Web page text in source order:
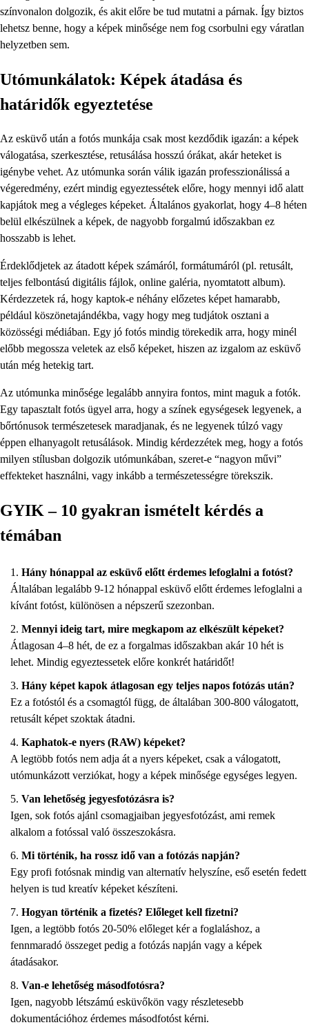
színvonalon dolgozik, és akit előre be tud mutatni a párnak. Így biztos
lehetsz benne, hogy a képek minősége nem fog csorbulni egy váratlan
helyzetben sem.
Utómunkálatok: Képek átadása és
határidők egyeztetése
Az esküvő után a fotós munkája csak most kezdődik igazán: a képek
válogatása, szerkesztése, retusálása hosszú órákat, akár heteket is
igénybe vehet. Az utómunka során válik igazán professzionálissá a
végeredmény, ezért mindig egyeztessétek előre, hogy mennyi idő alatt
kapjátok meg a végleges képeket. Általános gyakorlat, hogy 4–8 héten
belül elkészülnek a képek, de nagyobb forgalmú időszakban ez
hosszabb is lehet.
Érdeklődjetek az átadott képek számáról, formátumáról (pl. retusált,
teljes felbontású digitális fájlok, online galéria, nyomtatott album).
Kérdezzetek rá, hogy kaptok-e néhány előzetes képet hamarabb,
például köszönetajándékba, vagy hogy meg tudjátok osztani a
közösségi médiában. Egy jó fotós mindig törekedik arra, hogy minél
előbb megossza veletek az első képeket, hiszen az izgalom az esküvő
után még hetekig tart.
Az utómunka minősége legalább annyira fontos, mint maguk a fotók.
Egy tapasztalt fotós ügyel arra, hogy a színek egységesek legyenek, a
bőrtónusok természetesek maradjanak, és ne legyenek túlzó vagy
éppen elhanyagolt retusálások. Mindig kérdezzétek meg, hogy a fotós
milyen stílusban dolgozik utómunkában, szeret-e “nagyon művi”
effekteket használni, vagy inkább a természetességre törekszik.
GYIK – 10 gyakran ismételt kérdés a
témában
Hány hónappal az esküvő előtt érdemes lefoglalni a fotóst?
Általában legalább 9-12 hónappal esküvő előtt érdemes lefoglalni a
kívánt fotóst, különösen a népszerű szezonban.
Mennyi ideig tart, mire megkapom az elkészült képeket?
Átlagosan 4–8 hét, de ez a forgalmas időszakban akár 10 hét is
lehet. Mindig egyeztessetek előre konkrét határidőt!
Hány képet kapok átlagosan egy teljes napos fotózás után?
Ez a fotóstól és a csomagtól függ, de általában 300-800 válogatott,
retusált képet szoktak átadni.
Kaphatok-e nyers (RAW) képeket?
A legtöbb fotós nem adja át a nyers képeket, csak a válogatott,
utómunkázott verziókat, hogy a képek minősége egységes legyen.
Van lehetőség jegyesfotózásra is?
Igen, sok fotós ajánl csomagjaiban jegyesfotózást, ami remek
alkalom a fotóssal való összeszokásra.
Mi történik, ha rossz idő van a fotózás napján?
Egy profi fotósnak mindig van alternatív helyszíne, eső esetén fedett
helyen is tud kreatív képeket készíteni.
Hogyan történik a fizetés? Előleget kell fizetni?
Igen, a legtöbb fotós 20-50% előleget kér a foglaláshoz, a
fennmaradó összeget pedig a fotózás napján vagy a képek
átadásakor.
Van-e lehetőség másodfotósra?
Igen, nagyobb létszámú esküvőkön vagy részletesebb
dokumentációhoz érdemes másodfotóst kérni.